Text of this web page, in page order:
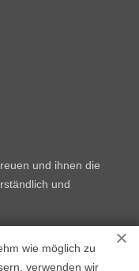
wie möglich zu
verwenden wir
und ihnen die
und